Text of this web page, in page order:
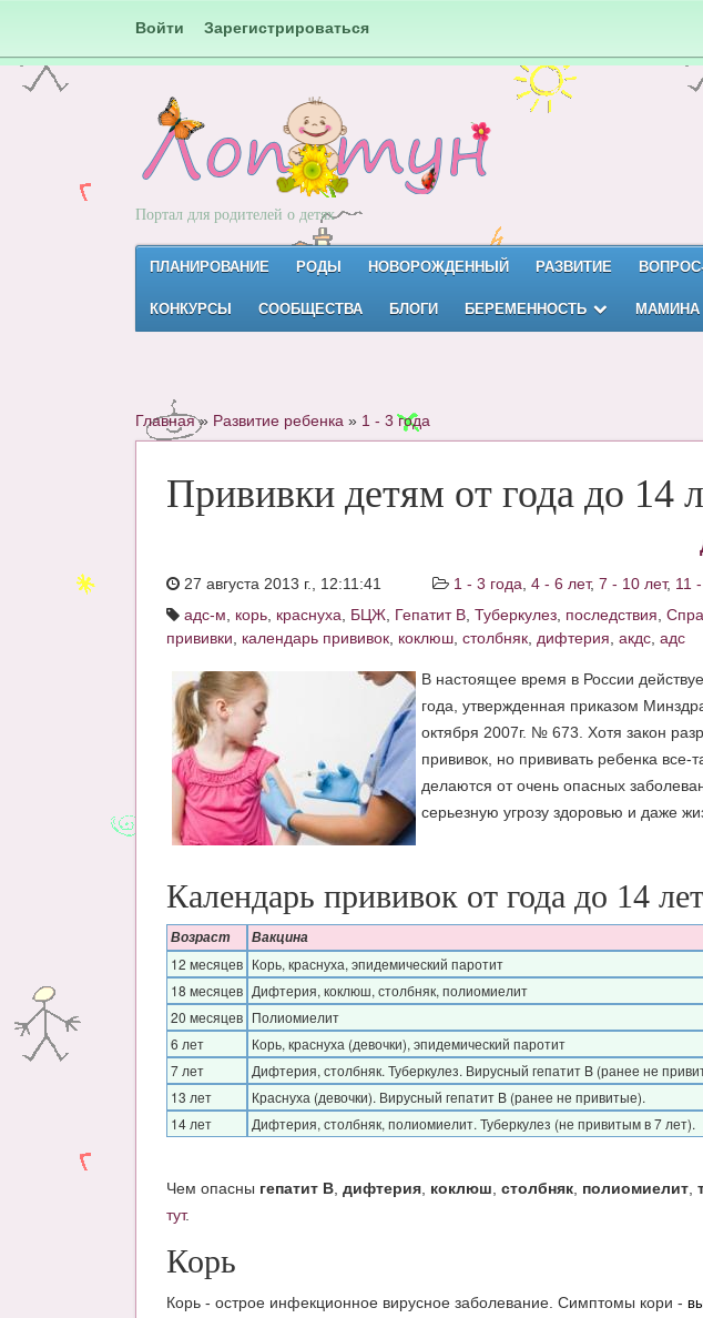
Войти Зарегистрироваться
Портал для родителей о детях
ПЛАНИРОВАНИЕ РОДЫ НОВОРОЖДЕННЫЙ РАЗВИТИЕ
КОНКУРСЫ СООБЩЕСТВА БЛОГИ БЕРЕМЕННОСТЬ МАМИНА
Главная» Развитие ребенка » 1 - 3 года
Прививки детям от года до 14
27 августа 2013 г., 12:11:41 1 - 3 года 4 - 6 лет, 7 - 10 лет, 11
адс-м
корь краснуха БЦЖ Гепатит B Туберкулез последствия
прививки
календарь прививок коклюш столбняк дифтерия акдс адс
В настоящее время в России
года, утвержденная приказом
октября 2007г. № 673. Хотя закон
прививок, но прививать ребенка все-
делаются от очень опасных
серьезную угрозу здоровью и даже
Календарь прививок от года до 14 лет
Возраст
Вакцина
12 месяцев Корь, краснуха, эпидемический паротит
18 месяцев Дифтерия, коклюш, столбняк, полиомиелит
20 месяцев Полиомиелит
6 лет
Корь, краснуха (девочки), эпидемический паротит
7 лет
Дифтерия, столбняк. Туберкулез. Вирусный гепатит B (ранее не
13 лет
Краснуха (девочки). Вирусный гепатит B (ранее не привитые).
14 лет
Дифтерия, столбняк, полиомиелит. Туберкулез (не привитым в 7 лет).
Чем опасны гепатит В дифтерия коклюш столбняк полиомиелит
тут.
Корь
Корь - острое инфекционное вирусное заболевание. Симптомы кори -